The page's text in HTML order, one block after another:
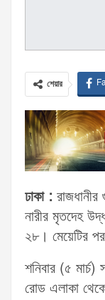
শেয়ার
ঢাকা :
নারীর মৃতদেহ
২৮। মেয়েটির
শনিবার (৫
রোড এলাকা